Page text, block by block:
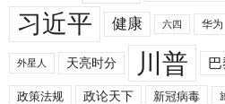
习近平 健康 六四 华为
外星人 天亮时分 川普
政策法规 政论天下 新冠病毒